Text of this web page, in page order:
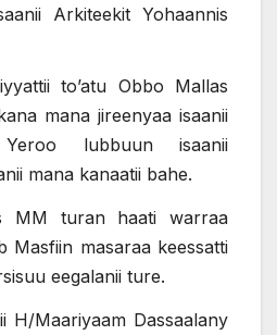
Arkiteekit Yohaannis
to’atu Obbo Mallas
mana jireenyaa isaanii
lubbuun isaanii
mana kanaatii bahe.
MM turan haati warraa
Masfiin masaraa keessatti
eegalanii ture.
H/Maariyaam Dassaalany